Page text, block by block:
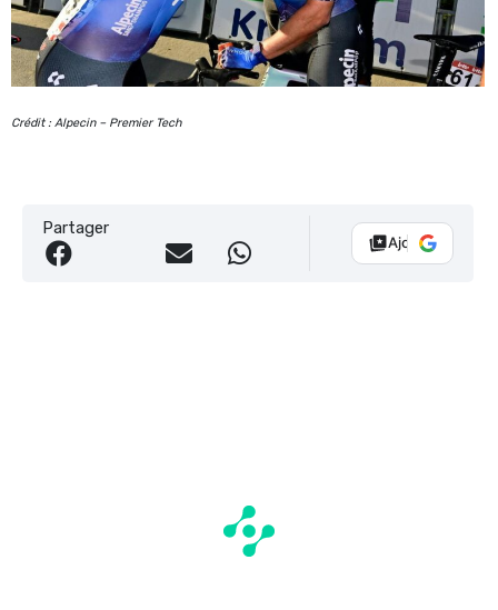
Crédit : Alpecin – Premier Tech
Partager
Ajouter Vélo